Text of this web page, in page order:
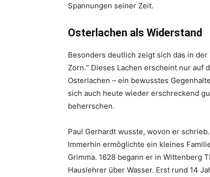
Spannungen seiner Zeit.
Osterlachen als Widerstand
Besonders deutlich zeigt sich das in
Zorn.“ Dieses Lachen erscheint nur auf
Osterlachen – ein bewusstes
sich auch heute wieder erschreckend
beherrschen.
Paul Gerhardt wusste, wovon er
Immerhin ermöglichte ein kleines
Grimma. 1628 begann er in Wittenberg
Hauslehrer über Wasser. Erst rund 14